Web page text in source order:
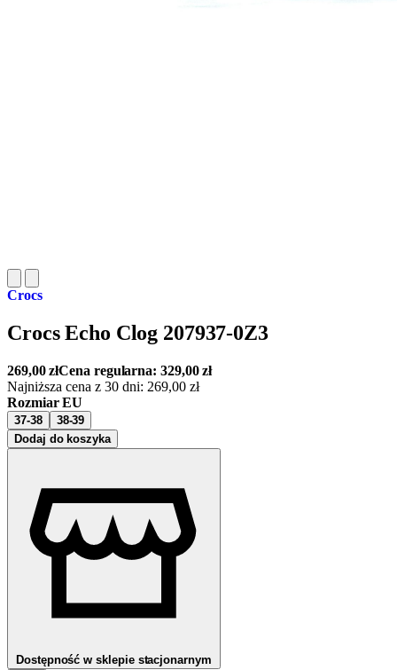
Crocs
Crocs Echo Clog 207937-0Z3
269,00złCena regularna:329,00zł
Najniższa cena z 30 dni: 269,00 zł
Rozmiar EU
37-38
38-39
Dodaj do koszyka
Dostępność w sklepie stacjonarnym